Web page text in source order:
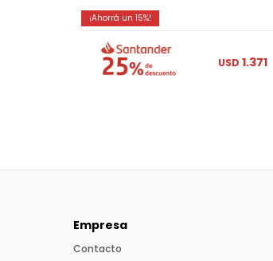
15
USD 1.371
Empresa
Contacto